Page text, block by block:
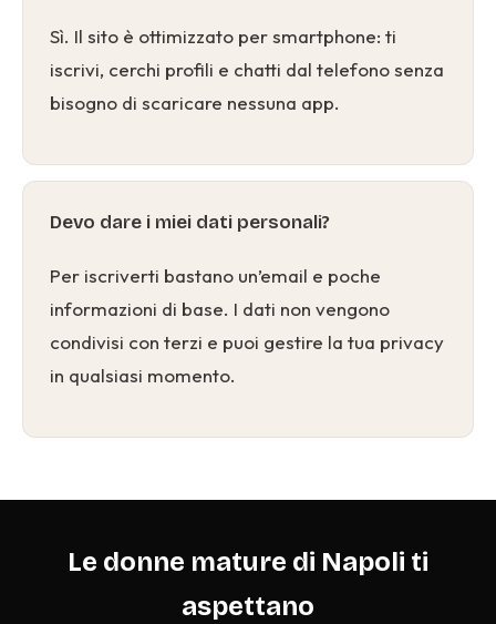
Sì. Il sito è ottimizzato per smartphone: ti
iscrivi, cerchi profili e chatti dal telefono senza
bisogno di scaricare nessuna app.
Devo dare i miei dati personali?
Per iscriverti bastano un’email e poche
informazioni di base. I dati non vengono
condivisi con terzi e puoi gestire la tua privacy
in qualsiasi momento.
Le donne mature di Napoli ti
aspettano